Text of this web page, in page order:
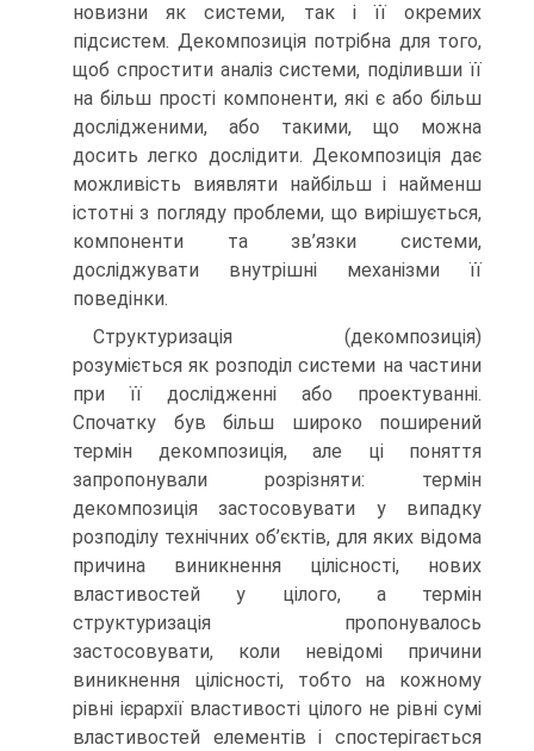
новизни як системи, так і її окремих
підсистем. Декомпозиція потрібна для того,
щоб спростити аналіз системи, поділивши її
на більш прості компоненти, які є або більш
дослідженими, або такими, що можна
досить легко дослідити. Декомпозиція дає
можливість виявляти найбільш і найменш
істотні з погляду проблеми, що вирішується,
компоненти та зв’язки системи,
досліджувати внутрішні механізми її
поведінки.
Структуризація (декомпозиція)
розуміється як розподіл системи на частини
при її дослідженні або проектуванні.
Спочатку був більш широко поширений
термін декомпозиція, але ці поняття
запропонували розрізняти: термін
декомпозиція застосовувати у випадку
розподілу технічних об’єктів, для яких відома
причина виникнення цілісності, нових
властивостей у цілого, а термін
структуризація пропонувалось
застосовувати, коли невідомі причини
виникнення цілісності, тобто на кожному
рівні ієрархії властивості цілого не рівні сумі
властивостей елементів і спостерігається